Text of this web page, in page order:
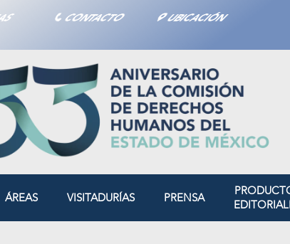
CONTACTO UBICACIÓN
ÁREAS VISITADURÍAS PRENSA